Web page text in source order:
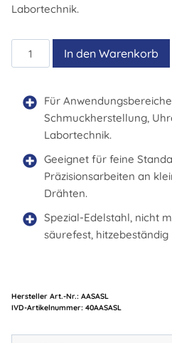
Labortechnik.
AASASL
Menge
In den Warenkorb
Für
Schmuckherstellung,
Labortechnik.
Geeignet für feine
Präzisionsarbeiten an
Drähten.
Spezial-Edelstahl, nicht
säurefest, hitzebeständig
Hersteller Art.-Nr.: AASASL
Artikelnummer: 40AASASL